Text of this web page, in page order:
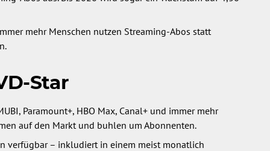
mehr Menschen nutzen Streaming-Abos statt
Star
Paramount+, HBO Max, Canal+ und immer mehr
auf den Markt und buhlen um Abonnenten.
verfügbar – inkludiert in einem meist monatlich